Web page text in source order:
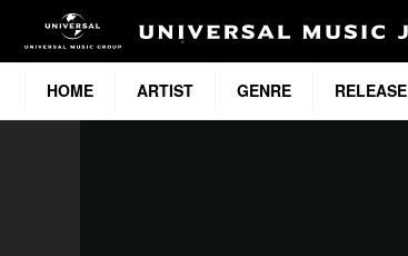
HOME ARTIST GENRE RELEASE